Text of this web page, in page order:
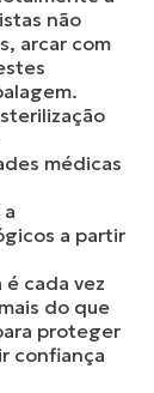
não
arcar com
médicas
a partir
é cada vez
do que
proteger
confiança